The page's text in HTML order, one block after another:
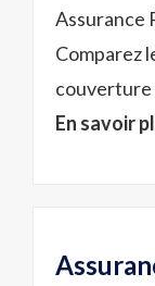
Assurance
Comparez
couverture
En savoir